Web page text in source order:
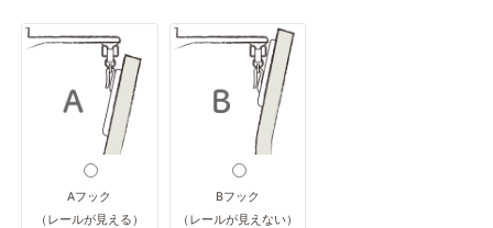
Aフック
（レールが見える）
Bフック
（レールが見えない）